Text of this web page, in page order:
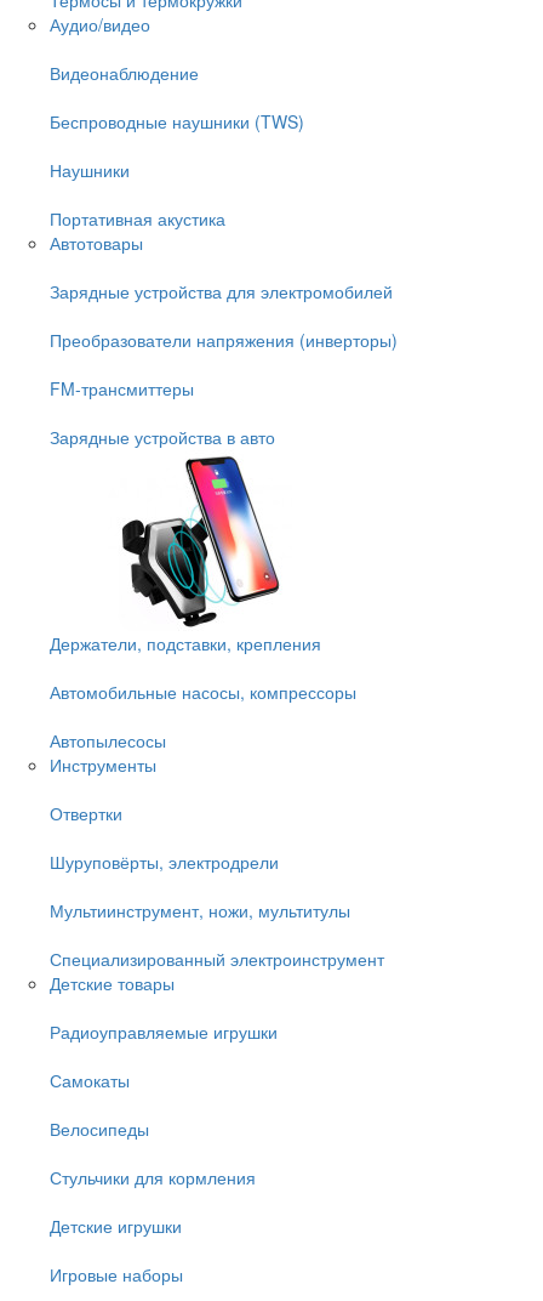
Аудио/видео
Видеонаблюдение
Беспроводные наушники (TWS)
Наушники
Портативная акустика
Автотовары
Зарядные устройства для электромобилей
Преобразователи напряжения (инверторы)
FM-трансмиттеры
Зарядные устройства в авто
Держатели, подставки, крепления
Автомобильные насосы, компрессоры
Автопылесосы
Инструменты
Отвертки
Шуруповёрты, электродрели
Мультиинструмент, ножи, мультитулы
Специализированный электроинструмент
Детские товары
Радиоуправляемые игрушки
Самокаты
Велосипеды
Стульчики для кормления
Детские игрушки
Игровые наборы